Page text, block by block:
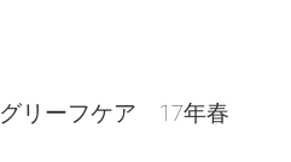
グリーフケア 17年春